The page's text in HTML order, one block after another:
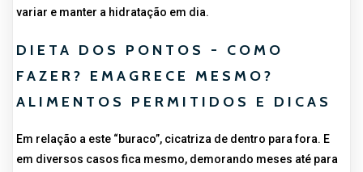
variar e manter a hidratação em dia.
DIETA DOS PONTOS - COMO
FAZER? EMAGRECE MESMO?
ALIMENTOS PERMITIDOS E DICAS
Em relação a este “buraco”, cicatriza de dentro para fora. E
em diversos casos fica mesmo, demorando meses até para